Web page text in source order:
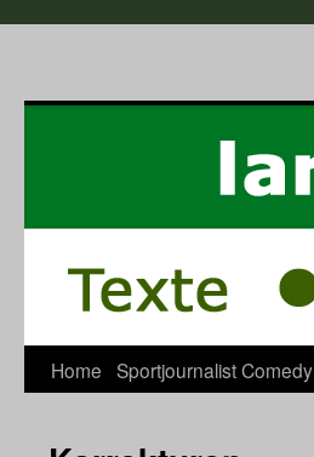
Home SportjournalistComedy